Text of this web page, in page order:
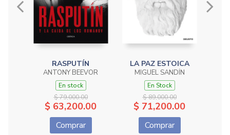
RASPUTÍN
ANTONY BEEVOR
En stock
$ 79,000.00
$ 63,200.00
Comprar
LA PAZ ESTOICA
MIGUEL SANDÍN
En Stock
$ 89,000.00
$ 71,200.00
Comprar